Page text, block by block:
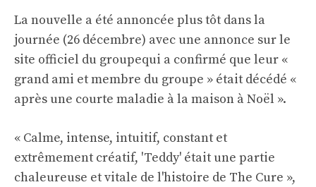
La nouvelle a été annoncée plus tôt dans la
journée (26 décembre) avec une annonce sur le
site officiel du groupequi a confirmé que leur «
grand ami et membre du groupe » était décédé «
après une courte maladie à la maison à Noël ».
« Calme, intense, intuitif, constant et
extrêmement créatif, 'Teddy' était une partie
chaleureuse et vitale de l'histoire de The Cure »,